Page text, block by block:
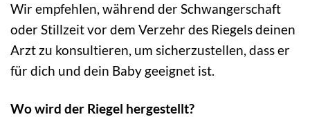
Wir empfehlen, während der Schwangerschaft
oder Stillzeit vor dem Verzehr des Riegels deinen
Arzt zu konsultieren, um sicherzustellen, dass er
für dich und dein Baby geeignet ist.
Wo wird der Riegel hergestellt?